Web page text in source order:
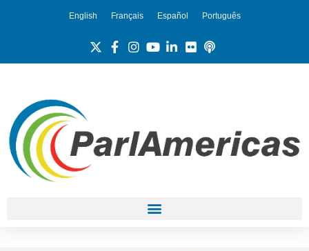
English Français Español Português